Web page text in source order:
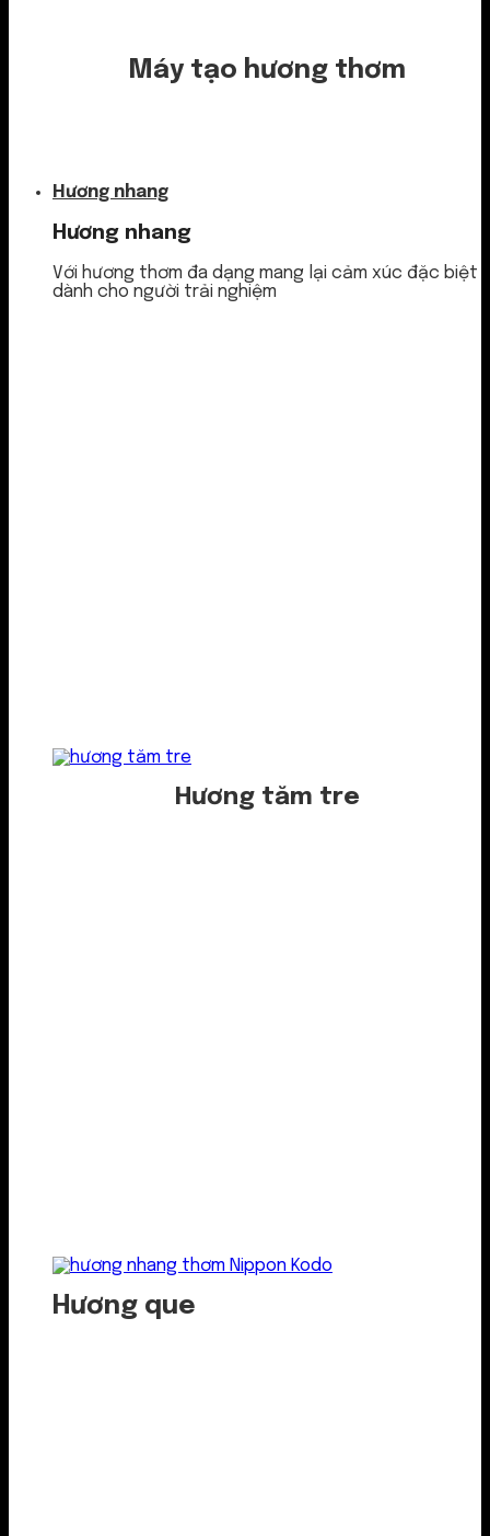
Máy tạo hương thơm
Hương nhang
Hương nhang
Với hương thơm đa dạng mang lại cảm xúc đặc biệt
dành cho người trải nghiệm
Hương tăm tre
Hương que